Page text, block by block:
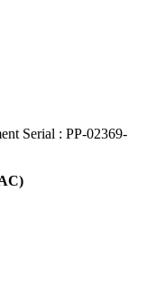
Serial : PP-02369-